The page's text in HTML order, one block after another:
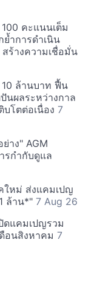
คะแนนเต็ม
ย้ำการดำเนิน
ร้างความเชื่อมั่น
10 ล้านบาท ฟื้น
นผลระหว่างกาล
โตต่อเนื่อง 7
าง" AGM
รกำกับดูแล
ใหม่ ส่งแคมเปญ
ล้าน*" 7 Aug 26
แคมเปญรวม
อนสิงหาคม 7